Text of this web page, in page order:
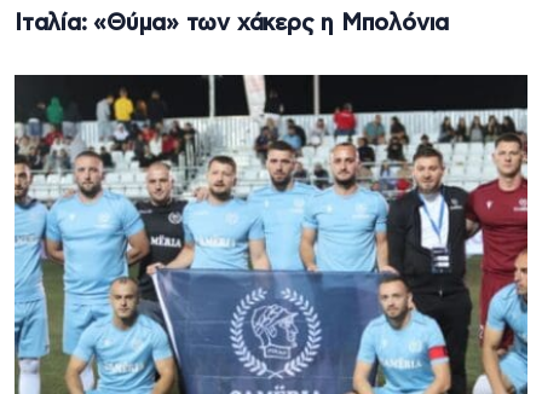
Ιταλία: «Θύμα» των χάκερς η Μπολόνια